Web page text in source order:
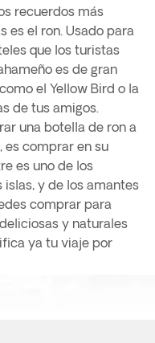
recuerdos más
es el ron. Usado para
que los turistas
es de gran
el Yellow Bird o la
de tus amigos.
una botella de ron a
es comprar en su
es uno de los
y de los amantes
comprar para
y naturales
ya tu viaje por